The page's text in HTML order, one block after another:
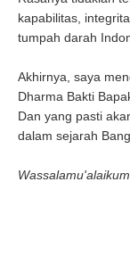
kapabilitas,
tumpah darah
Akhirnya, saya
Dharma Bakti
Dan yang pasti
dalam sejarah
Wassalamu'alaikum